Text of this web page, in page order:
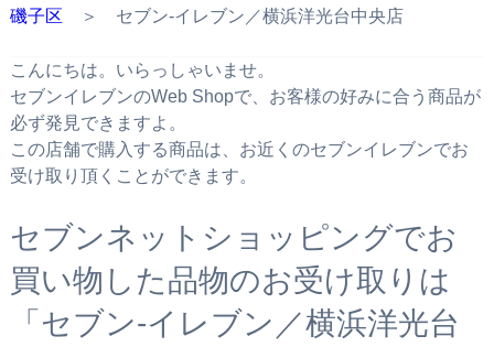
磯子区 ＞ セブン‐イレブン／横浜洋光台中央店
こんにちは。いらっしゃいませ。
セブンイレブンのWeb Shopで、お客様の好みに合う商品が
必ず発見できますよ。
この店舗で購入する商品は、お近くのセブンイレブンでお
受け取り頂くことができます。
セブンネットショッピングでお
買い物した品物のお受け取りは
「セブン‐イレブン／横浜洋光台